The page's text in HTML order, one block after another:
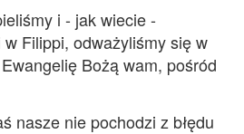
i - jak wiecie -
Filippi, odważyliśmy się w
Bożą wam, pośród
nasze nie pochodzi z błędu